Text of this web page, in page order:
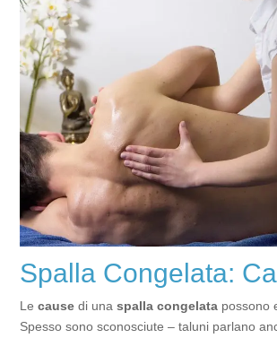
Spalla Congelata:
Lecause di unaspalla congelata possono
Spesso sono sconosciute – taluni parlano